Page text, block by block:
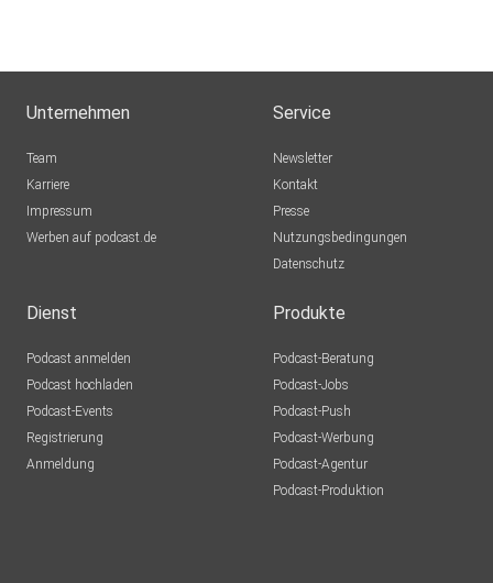
Unternehmen
Team
Karriere
Impressum
Werben auf podcast.de
Service
Newsletter
Kontakt
Presse
Nutzungsbedingungen
Datenschutz
Dienst
Podcast anmelden
Podcast hochladen
Podcast-Events
Registrierung
Anmeldung
Produkte
Podcast-Beratung
Podcast-Jobs
Podcast-Push
Podcast-Werbung
Podcast-Agentur
Podcast-Produktion